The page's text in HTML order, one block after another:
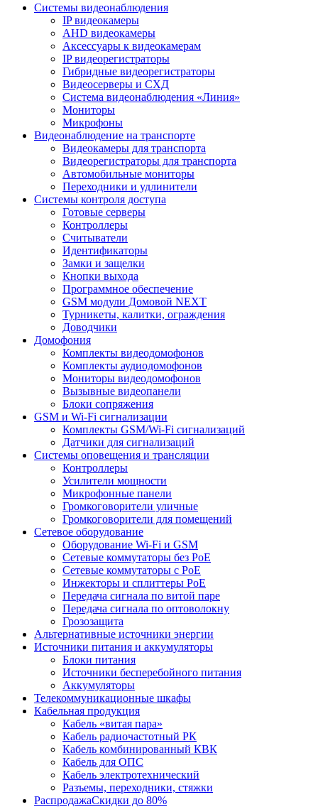
Системы видеонаблюдения
IP видеокамеры
AHD видеокамеры
Аксессуары к видеокамерам
IP видеорегистраторы
Гибридные видеорегистраторы
Видеосерверы и СХД
Система видеонаблюдения «Линия»
Мониторы
Микрофоны
Видеонаблюдение на транспорте
Видеокамеры для транспорта
Видеорегистраторы для транспорта
Автомобильные мониторы
Переходники и удлинители
Системы контроля доступа
Готовые серверы
Контроллеры
Считыватели
Идентификаторы
Замки и защелки
Кнопки выхода
Программное обеспечение
GSM модули Домовой NEXT
Турникеты, калитки, ограждения
Доводчики
Домофония
Комплекты видеодомофонов
Комплекты аудиодомофонов
Мониторы видеодомофонов
Вызывные видеопанели
Блоки сопряжения
GSM и Wi-Fi сигнализации
Комплекты GSM/Wi-Fi сигнализаций
Датчики для сигнализаций
Системы оповещения и трансляции
Контроллеры
Усилители мощности
Микрофонные панели
Громкоговорители уличные
Громкоговорители для помещений
Сетевое оборудование
Оборудование Wi-Fi и GSM
Сетевые коммутаторы без PoE
Сетевые коммутаторы с PoE
Инжекторы и сплиттеры PoE
Передача сигнала по витой паре
Передача сигнала по оптоволокну
Грозозащита
Альтернативные источники энергии
Источники питания и аккумуляторы
Блоки питания
Источники бесперебойного питания
Аккумуляторы
Телекоммуникационные шкафы
Кабельная продукция
Кабель «витая пара»
Кабель радиочастотный РК
Кабель комбинированный КВК
Кабель для ОПС
Кабель электротехнический
Разъемы, переходники, стяжки
РаспродажаСкидки до 80%